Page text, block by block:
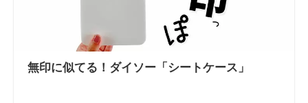
無印に似てる！ダイソー「シートケース」